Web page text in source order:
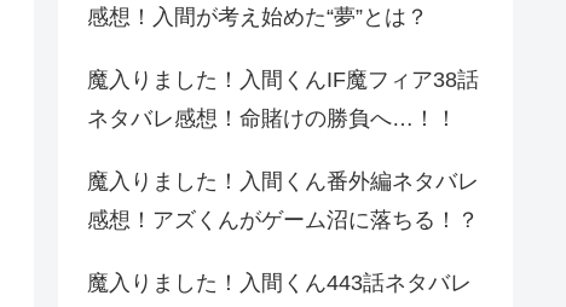
感想！入間が考え始めた“夢”とは？
魔入りました！入間くんIF魔フィア38話
ネタバレ感想！命賭けの勝負へ…！！
魔入りました！入間くん番外編ネタバレ
感想！アズくんがゲーム沼に落ちる！？
魔入りました！入間くん443話ネタバレ